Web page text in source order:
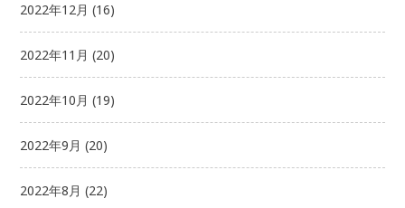
2022年12月 (16)
2022年11月 (20)
2022年10月 (19)
2022年9月 (20)
2022年8月 (22)